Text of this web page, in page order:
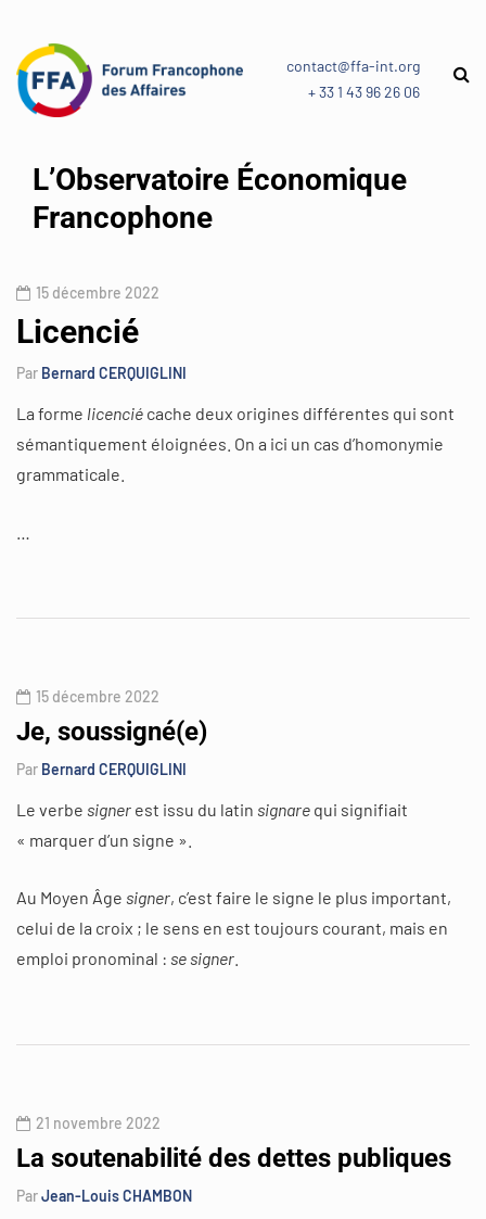
contact@ffa-int.org
+ 33 1 43 96 26 06
L’Observatoire Économique
Francophone
15 décembre 2022
Licencié
Par Bernard CERQUIGLINI
La forme licencié cache deux origines différentes qui sont
sémantiquement éloignées. On a ici un cas d’homonymie
grammaticale.
15 décembre 2022
Je, soussigné(e)
Par Bernard CERQUIGLINI
Le verbe signer est issu du latin signare qui signifiait
« marquer d’un signe ».
Au Moyen Âge signer, c’est faire le signe le plus important,
celui de la croix ; le sens en est toujours courant, mais en
emploi pronominal : se signer
21 novembre 2022
La soutenabilité des dettes publiques
ParJean-Louis CHAMBON